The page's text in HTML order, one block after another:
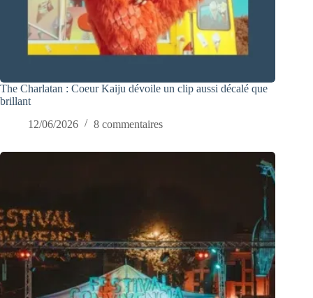
The Charlatan : Coeur Kaiju dévoile un clip aussi décalé que
brillant
12/06/2026
8 commentaires